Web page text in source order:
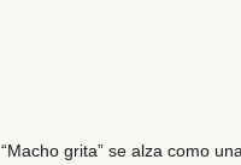
“Macho grita” se alza como